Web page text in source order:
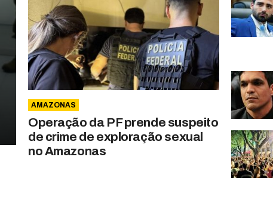
AMAZONAS
Operação da PF prende suspeito
de crime de exploração sexual
no Amazonas